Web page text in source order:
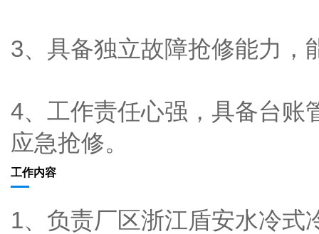
3、具备独立故障抢修能力，
4、工作责任心强，具备台账
应急抢修。
工作内容
1、负责厂区浙江盾安水冷式